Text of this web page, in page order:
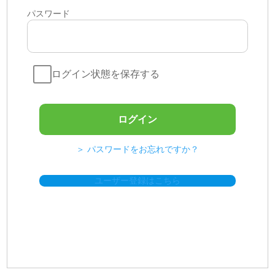
パスワード
ログイン状態を保存する
＞ パスワードをお忘れですか？
ユーザー登録はこちら